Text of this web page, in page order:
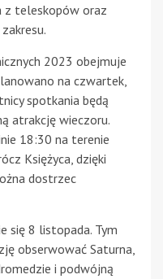
z teleskopów oraz
2023 obejmuje
na czwartek,
spotkania będą
atrakcję wieczoru.
18:30 na terenie
Księżyca, dzięki
dostrzec
się 8 listopada. Tym
obserwować Saturna,
i podwójną